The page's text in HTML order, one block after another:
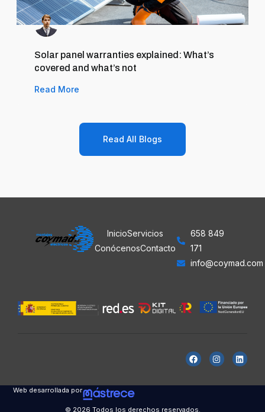
Read All Blogs
Solar panel warranties explained: What’s
covered and what’s not
Read More
InicioServicios
ConócenosContacto
658 849
171
info@coymad.com
Web desarrollada por
© 2026 Todos los derechos reservados.